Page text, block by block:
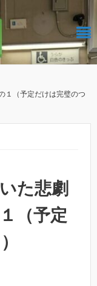
１（予定だけは完璧のつ
た悲劇
（予定